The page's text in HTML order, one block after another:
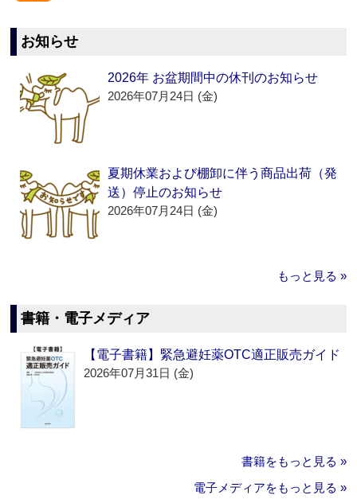
お知らせ
2026年 お盆期間中の休刊のお知らせ
2026年07月24日 (金)
夏期休業および棚卸に伴う商品出荷（発
送）停止のお知らせ
2026年07月24日 (金)
もっと見る »
書籍・電子メディア
【電子書籍】緊急避妊薬OTC適正販売ガイド
2026年07月31日 (金)
書籍をもっと見る »
電子メディアをもっと見る »